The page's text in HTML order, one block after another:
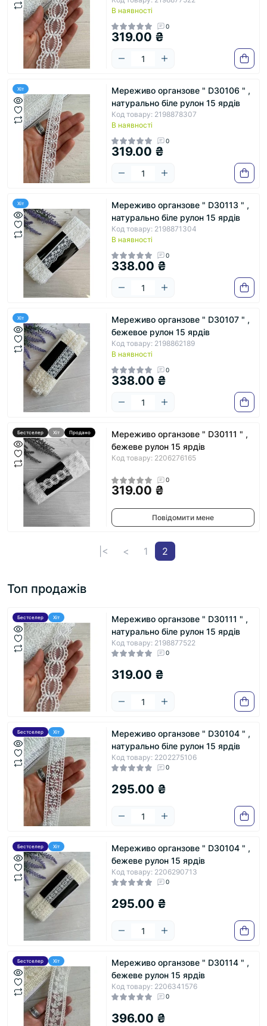
В наявності
0
319.00 ₴
Хіт
Мереживо органзове " D30106 " ,
натурально біле рулон 15 ярдів
Код товару: 2198878307
В наявності
0
319.00 ₴
Хіт
Мереживо органзове " D30113 " ,
натурально біле рулон 15 ярдів
Код товару: 2198871304
В наявності
0
338.00 ₴
Хіт
Мереживо органзове " D30107 " ,
бежевое рулон 15 ярдів
Код товару: 2198862189
В наявності
0
338.00 ₴
Бестселер Хіт Продано
Мереживо органзове " D30111 " ,
бежеве рулон 15 ярдів
Код товару: 2206276165
0
319.00 ₴
Повідомити мене
|< < 1 2
Топ продажів
Бестселер Хіт
Мереживо органзове " D30111 " ,
натурально біле рулон 15 ярдів
Код товару: 2198877522
0
319.00 ₴
Бестселер Хіт
Мереживо органзове " D30104 " ,
натурально біле рулон 15 ярдів
Код товару: 2202275106
0
295.00 ₴
Бестселер Хіт
Мереживо органзове " D30104 " ,
бежеве рулон 15 ярдів
Код товару: 2206290713
0
295.00 ₴
Бестселер Хіт
Мереживо органзове " D30114 " ,
бежеве рулон 15 ярдів
Код товару: 2206341576
0
396.00 ₴